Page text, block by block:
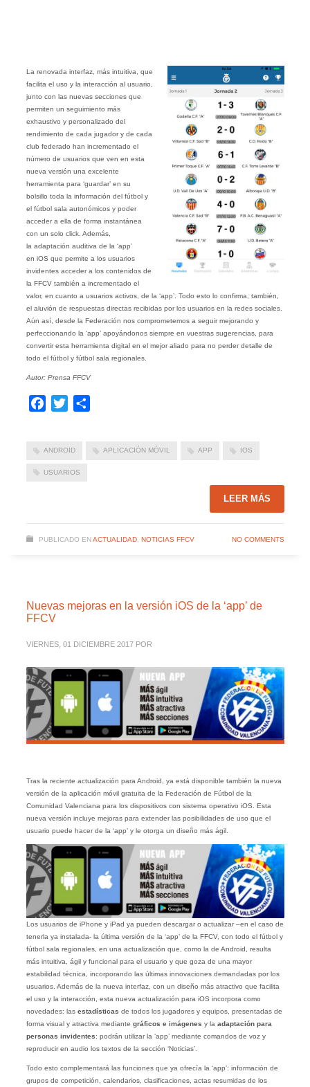
La renovada interfaz, más intuitiva, que
facilita el uso y la interacción al usuario,
junto con las nuevas secciones que
permiten un seguimiento más
exhaustivo y personalizado del
rendimiento de cada jugador y de cada
club federado han incrementado el
número de usuarios que ven en esta
nueva versión una excelente
herramienta para ‘guardar’ en su
bolsillo toda la información del fútbol y
el fútbol sala autonómicos y poder
acceder a ella de forma instantánea
con un solo click. Además,
la adaptación auditiva de la ‘app’
en iOS que permite a los usuarios
invidentes acceder a los contenidos de
la FFCV también a incrementado el
valor, en cuanto a usuarios activos, de la ‘app’. Todo esto lo confirma, también,
el aluvión de respuestas directas recibidas por los usuarios en la redes sociales.
Aún así, desde la Federación nos comprometemos a seguir mejorando y
perfeccionando la ‘app’ apoyándonos siempre en vuestras sugerencias, para
convertir esta herramienta digital en el mejor aliado para no perder detalle de
todo el fútbol y fútbol sala regionales.
Autor: Prensa FFCV
Facebook
Twitter
ANDROID APLICACIÓN MÓVIL APP IOS
USUARIOS
LEER MÁS
PUBLICADO EN ACTUALIDAD, NOTICIAS FFCV NO COMMENTS
Nuevas mejoras en la versión iOS de la ‘app’ de
FFCV
VIERNES, 01 DICIEMBRE 2017 POR
Tras la reciente actualización para Android, ya está disponible también la nueva
versión de la aplicación móvil gratuita de la Federación de Fútbol de la
Comunidad Valenciana para los dispositivos con sistema operativo iOS. Esta
nueva versión incluye mejoras para extender las posibilidades de uso que el
usuario puede hacer de la ‘app’ y le otorga un diseño más ágil.
Los usuarios de iPhone y iPad ya pueden descargar o actualizar –en el caso de
tenerla ya instalada- la última versión de la ‘app’ de la FFCV, con todo el fútbol y
fútbol sala regionales, en una actualización que, como la de Android, resulta
más intuitiva, ágil y funcional para el usuario y que goza de una mayor
estabilidad técnica, incorporando las últimas innovaciones demandadas por los
usuarios. Además de la nueva interfaz, con un diseño más atractivo que facilita
el uso y la interacción, esta nueva actualización para iOS incorpora como
novedades: las estadísticas de todos los jugadores y equipos, presentadas de
forma visual y atractiva mediante gráficos e imágenes y la adaptación para
personas invidentes: podrán utilizar la ‘app’ mediante comandos de voz y
reproducir en audio los textos de la sección ‘Noticias’.
Todo esto complementará las funciones que ya ofrecía la ‘app’: información de
grupos de competición, calendarios, clasificaciones, actas resumidas de los